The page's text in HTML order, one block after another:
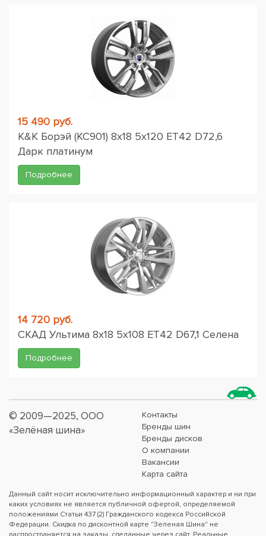
15 490 руб.
K&K Борэй (КС901) 8x18 5x120 ET42 D72,6
Дарк платинум
Подробнее
14 720 руб.
СКАД Ультима 8x18 5x108 ET42 D67,1 Селена
Подробнее
© 2009—2025, ООО
«Зелёная шина»
Контакты
Бренды шин
Бренды дисков
О компании
Вакансии
Карта сайта
Данный сайт носит исключительно информационный характер и ни при
каких условиях не является публичной офертой, определяемой
положениями Статьи 437 (2) Гражданского кодекса Российской
Федерации. Скидка по дисконтной карте "Зеленая Шина" не